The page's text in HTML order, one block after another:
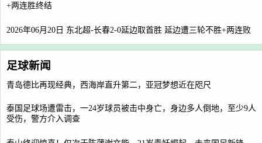
+两连胜终结
2026年06月20日 东北超-长春2-0延边取首胜 延边遭三轮不胜+两连败
足球新闻
青岛德比再现经典，西海岸直升第二，亚冠梦想近在咫尺
泰国足球场遭雷击，一24岁球员被击中身亡，身边多人倒地，至少9人
受伤，警方介入调查